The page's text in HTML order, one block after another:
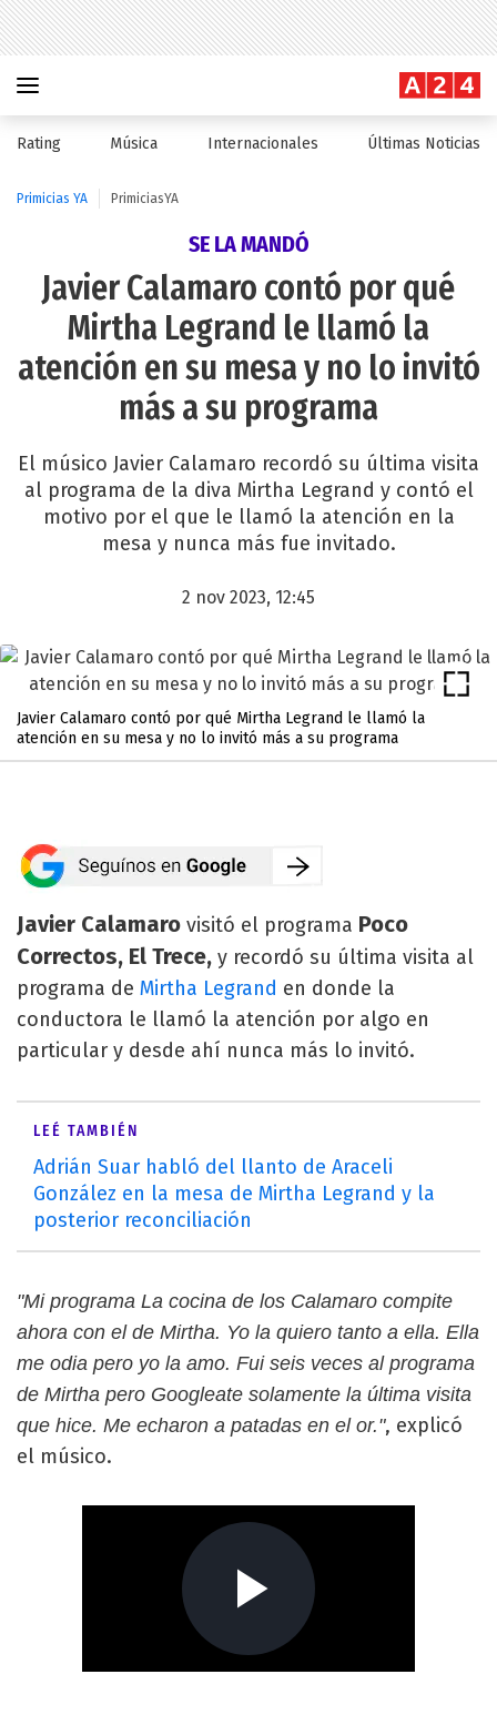
Rating Música Internacionales Últimas Noticias
Primicias YA PrimiciasYA
SE LA MANDÓ
Javier Calamaro contó por qué
Mirtha Legrand le llamó la
atención en su mesa y no lo invitó
más a su programa
El músico Javier Calamaro recordó su última visita
al programa de la diva Mirtha Legrand y contó el
motivo por el que le llamó la atención en la
mesa y nunca más fue invitado.
2 nov 2023, 12:45
Javier Calamaro contó por qué Mirtha Legrand le llamó la
atención en su mesa y no lo invitó más a su programa
Javier Calamaro visitó el programa Poco
Correctos, El Trece, y recordó su última visita al
programa de Mirtha Legrand en donde la
conductora le llamó la atención por algo en
particular y desde ahí nunca más lo invitó.
LEÉ TAMBIÉN
Adrián Suar habló del llanto de Araceli
González en la mesa de Mirtha Legrand y la
posterior reconciliación
"Mi programa La cocina de los Calamaro compite
ahora con el de Mirtha. Yo la quiero tanto a ella. Ella
me odia pero yo la amo. Fui seis veces al programa
de Mirtha pero Googleate solamente la última visita
que hice. Me echaron a patadas en el or.", explicó
el músico.